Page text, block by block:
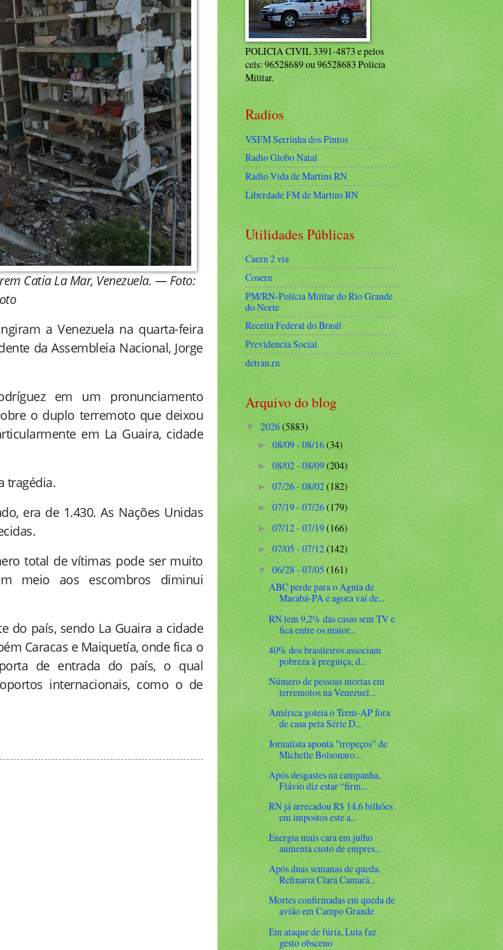
Catia La Mar, Venezuela. — Foto:
a Venezuela na quarta-feira
da Assembleia Nacional, Jorge
em um pronunciamento
o duplo terremoto que deixou
em La Guaira, cidade
tragédia.
era de 1.430.As Nações Unidas
total de vítimas pode ser muito
meio aos escombros diminui
do país, sendo La Guaira a cidade
Caracas e Maiquetía, onde fica o
de entrada do país, o qual
internacionais, como o de
POLICIA CIVIL 3391-4873 e pelos
cels: 96528689 ou 96528683 Policia
Militar.
Radios
VSFM Serrinha dos Pintos
Radio Globo Natal
Radio Vida de Martins RN
Liberdade FM de Martins RN
Utilidades Públicas
Caern 2 via
Cosern
PM/RN-Polícia Militar do Rio Grande
do Norte
Receita Federal do Brasíl
Previdencia Social
detran.rn
Arquivo do blog
▼2026(5883)
►08/09 - 08/16(34)
►08/02 - 08/09(204)
►07/26 - 08/02(182)
►07/19 - 07/26(179)
►07/12 - 07/19(166)
►07/05 - 07/12(142)
▼06/28 - 07/05(161)
ABC perde para o Águia de
Marabá-PA e agora vai de...
RN tem 9,2% das casas sem TV e
fica entre os maior...
40% dos brasileiros associam
pobreza à preguiça, d...
Número de pessoas mortas em
terremotos na Venezuel...
América goleia o Trem-AP fora
de casa pela Série D...
Jornalista aponta "tropeços" de
Michelle Bolsonaro...
Após desgastes na campanha,
Flávio diz estar “firm...
RN já arrecadou R$ 14,6 bilhões
em impostos este a...
Energia mais cara em julho
aumenta custo de empres...
Após duas semanas de queda,
Refinaria Clara Camarã...
Mortes confirmadas em queda de
avião em Campo Grande
Em ataque de fúria, Lula faz
gesto obsceno